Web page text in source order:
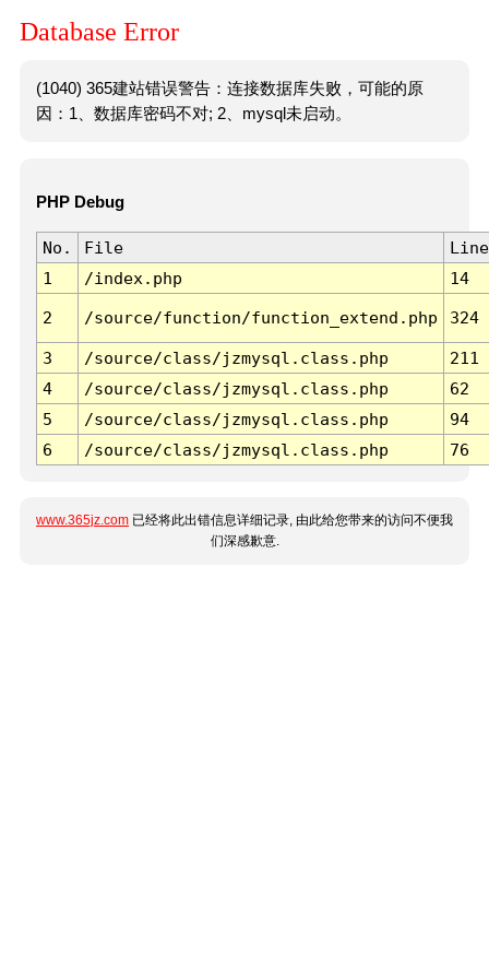
Database Error
(1040) 365建站错误警告：连接数据库失败，可能的原
因：1、数据库密码不对; 2、mysql未启动。
PHP Debug
No. File
Line
1
/index.php 14
2 /source/function/function_extend.php 324
3 /source/class/jzmysql.class.php
211
4
/source/class/jzmysql.class.php
62
5
/source/class/jzmysql.class.php
94
6
/source/class/jzmysql.class.php 76
www.365jz.com 已经将此出错信息详细记录, 由此给您带来的访问不便我
们深感歉意.